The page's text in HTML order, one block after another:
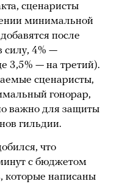
сценаристы
минимальной
после
силу, 4% —
3,5% — на третий).
сценаристы,
гонорар,
важно для защиты
гильдии.
что
с бюджетом
которые написаны